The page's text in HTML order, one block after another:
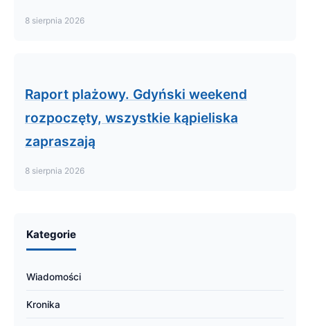
8 sierpnia 2026
Raport plażowy. Gdyński weekend
rozpoczęty, wszystkie kąpieliska
zapraszają
8 sierpnia 2026
Kategorie
Wiadomości
Kronika